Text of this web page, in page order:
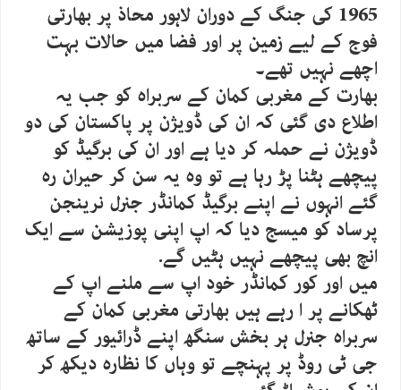
1965 کی جنگ کے دوران لاہور محاذ پر بھارتی
فوج کے لیے زمین پر اور فضا میں حالات بہت
اچھے نہیں تھے۔
بھارت کے مغربی کمان کے سربراہ کو جب یہ
اطلاع دی گئی کہ ان کی ڈویژن پر پاکستان کی دو
ڈویژن نے حملہ کر دیا ہے اور ان کی برگیڈ کو
پیچھے ہٹنا پڑ رہا ہے تو وہ یہ سن کر حیران رہ
گئے انہوں نے اپنے برگیڈ کمانڈر جنرل نرینجن
پرساد کو میسج دیا کہ اپ اپنی پوزیشن سے ایک
انچ بھی پیچھے نہیں ہٹیں گے.
میں اور کور کمانڈر خود اپ سے ملنے اپ کے
ٹھکانے پر ا رہے ہیں بھارتی مغربی کمان کے
سربراہ جنرل ہر بخش سنگھ اپنے ڈرائیور کے ساتھ
جی ٹی روڈ پر پہنچے تو وہاں کا نظارہ دیکھ کر